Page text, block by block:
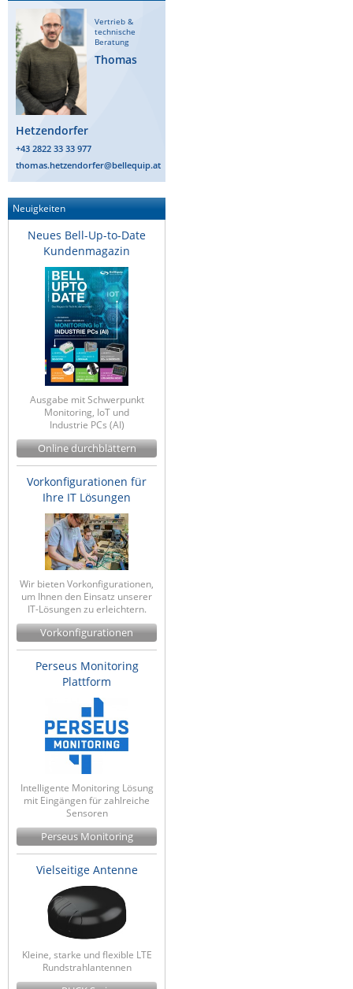
News zu unseren Herstellern
Vertrieb &
technische
Beratung
Thomas
Hetzendorfer
+43 2822 33 33 977
thomas.hetzendorfer@bellequip.at
Neuigkeiten
Neues Bell-Up-to-Date
Kundenmagazin
Ausgabe mit Schwerpunkt
Monitoring, IoT und
Industrie PCs (AI)
Online durchblättern
Vorkonfigurationen für
Ihre IT Lösungen
Wir bieten Vorkonfigurationen,
um Ihnen den Einsatz unserer
IT-Lösungen zu erleichtern.
Vorkonfigurationen
Perseus Monitoring
Plattform
Intelligente Monitoring Lösung
mit Eingängen für zahlreiche
Sensoren
Perseus Monitoring
Vielseitige Antenne
Kleine, starke und flexible LTE
Rundstrahlantennen